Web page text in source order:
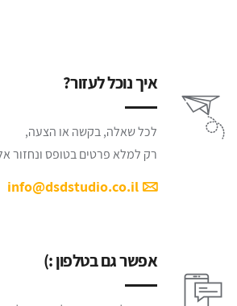
איך נוכל לעזור?
לכל שאלה, בקשה או הצעה,
רק למלא פרטים בטופס ונחזור
info@dsdstudio.co.il
אפשר גם בטלפון :)